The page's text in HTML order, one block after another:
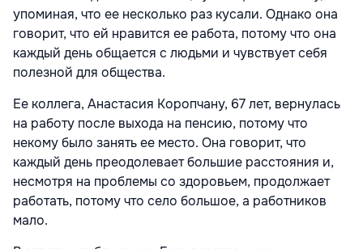
упоминая, что ее несколько раз кусали. Однако она
говорит, что ей нравится ее работа, потому что она
каждый день общается с людьми и чувствует себя
полезной для общества.
Ее коллега, Анастасия Коропчану, 67 лет, вернулась
на работу после выхода на пенсию, потому что
некому было занять ее место. Она говорит, что
каждый день преодолевает большие расстояния и,
несмотря на проблемы со здоровьем, продолжает
работать, потому что село большое, а работников
мало.